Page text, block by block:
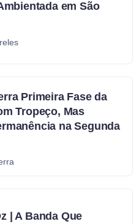
em São
Primeira Fase da
Tropeço, Mas
na Segunda
| A Banda Que